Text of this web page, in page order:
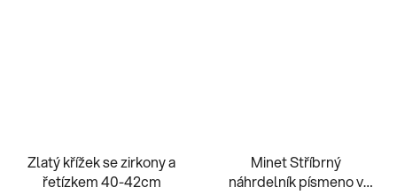
Zlatý křížek se zirkony a
řetízkem 40-42cm
Minet Stříbrný
náhrdelník písmeno v